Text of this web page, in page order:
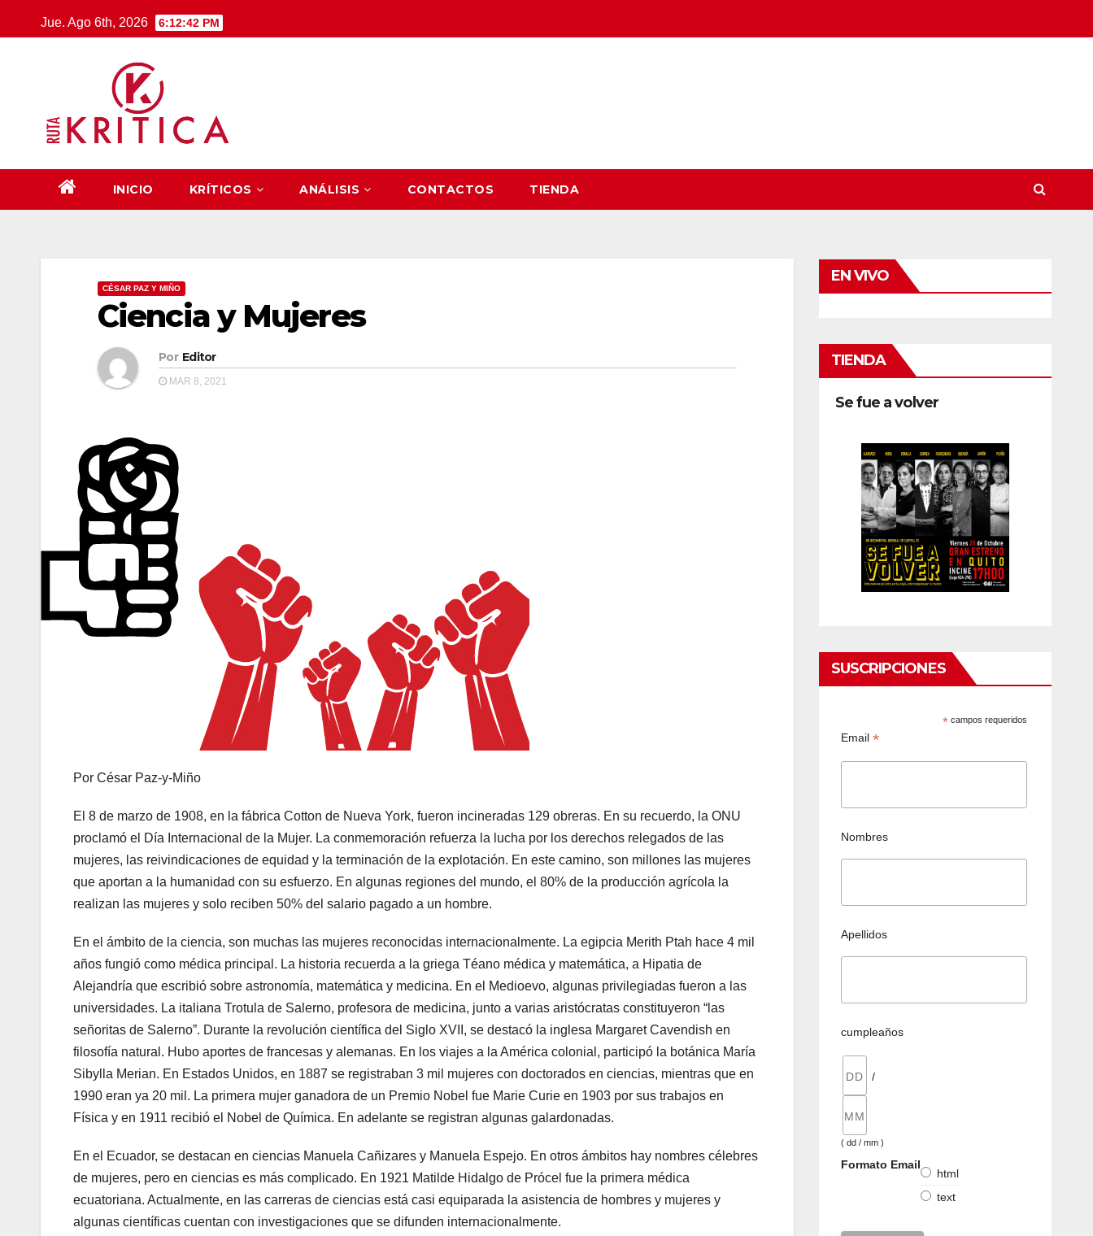
al
Jue. Ago 6th, 2026 6:12:43 PM
INICIO KRÍTICOS ANÁLISIS CONTACTOS TIENDA
CÉSAR PAZ Y MIÑO
Ciencia y Mujeres
Por Editor
MAR 8, 2021
Por César Paz-y-Miño
El 8 de marzo de 1908, en la fábrica Cotton de Nueva York, fueron incineradas 129 obreras. En su recuerdo, la ONU
proclamó el Día Internacional de la Mujer. La conmemoración refuerza la lucha por los derechos relegados de las
mujeres, las reivindicaciones de equidad y la terminación de la explotación. En este camino, son millones las mujeres
que aportan a la humanidad con su esfuerzo. En algunas regiones del mundo, el 80% de la producción agrícola la
realizan las mujeres y solo reciben 50% del salario pagado a un hombre.
En el ámbito de la ciencia, son muchas las mujeres reconocidas internacionalmente. La egipcia Merith Ptah hace 4 mil
años fungió como médica principal. La historia recuerda a la griega Téano médica y matemática, a Hipatia de
Alejandría que escribió sobre astronomía, matemática y medicina. En el Medioevo, algunas privilegiadas fueron a las
universidades. La italiana Trotula de Salerno, profesora de medicina, junto a varias aristócratas constituyeron “las
señoritas de Salerno”. Durante la revolución científica del Siglo XVII, se destacó la inglesa Margaret Cavendish en
filosofía natural. Hubo aportes de francesas y alemanas. En los viajes a la América colonial, participó la botánica María
Sibylla Merian. En Estados Unidos, en 1887 se registraban 3 mil mujeres con doctorados en ciencias, mientras que en
1990 eran ya 20 mil. La primera mujer ganadora de un Premio Nobel fue Marie Curie en 1903 por sus trabajos en
Física y en 1911 recibió el Nobel de Química. En adelante se registran algunas galardonadas.
En el Ecuador, se destacan en ciencias Manuela Cañizares y Manuela Espejo. En otros ámbitos hay nombres célebres
de mujeres, pero en ciencias es más complicado. En 1921 Matilde Hidalgo de Prócel fue la primera médica
ecuatoriana. Actualmente, en las carreras de ciencias está casi equiparada la asistencia de hombres y mujeres y
algunas científicas cuentan con investigaciones que se difunden internacionalmente.
EN VIVO
TIENDA
Se fue a volver
SUSCRIPCIONES
* campos requeridos
Email *
Nombres
Apellidos
cumpleaños
/
( dd / mm )
Formato Email
html
text